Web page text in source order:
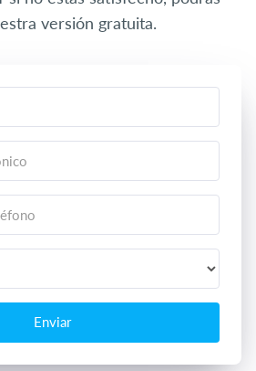
versión gratuita.
Enviar